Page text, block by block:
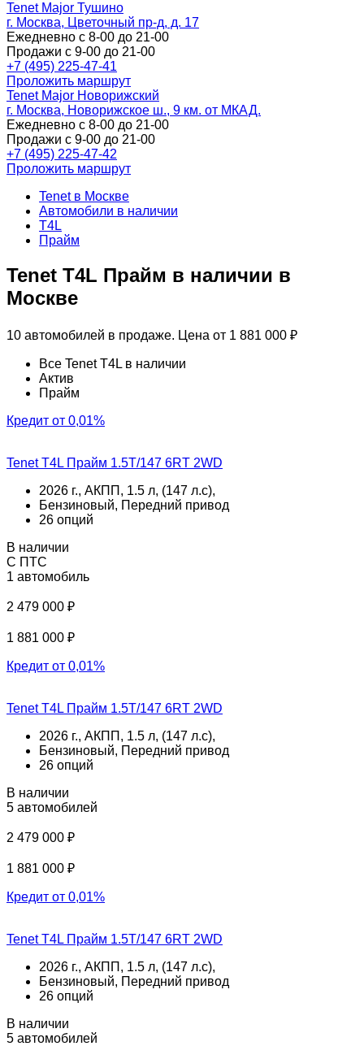
Tenet Major Тушино
г. Москва, Цветочный пр-д, д. 17
Ежедневно с 8-00 до 21-00
Продажи с 9-00 до 21-00
+7 (495) 225-47-41
Проложить маршрут
Tenet Major Новорижский
г. Москва, Новорижское ш., 9 км. от МКАД.
Ежедневно с 8-00 до 21-00
Продажи с 9-00 до 21-00
+7 (495) 225-47-42
Проложить маршрут
Tenet в Москве
Автомобили в наличии
T4L
Прайм
Tenet T4L Прайм в наличии в
Москве
10 автомобилей в продаже. Цена от 1 881 000 ₽
Все Tenet T4L в наличии
Актив
Прайм
Кредит от 0,01%
Tenet T4L Прайм 1.5T/147 6RT 2WD
2026 г., АКПП, 1.5 л, (147 л.с),
Бензиновый, Передний привод
26 опций
В наличии
С ПТС
1 автомобиль
2 479 000 ₽
1 881 000 ₽
Кредит от 0,01%
Tenet T4L Прайм 1.5T/147 6RT 2WD
2026 г., АКПП, 1.5 л, (147 л.с),
Бензиновый, Передний привод
26 опций
В наличии
5 автомобилей
2 479 000 ₽
1 881 000 ₽
Кредит от 0,01%
Tenet T4L Прайм 1.5T/147 6RT 2WD
2026 г., АКПП, 1.5 л, (147 л.с),
Бензиновый, Передний привод
26 опций
В наличии
5 автомобилей